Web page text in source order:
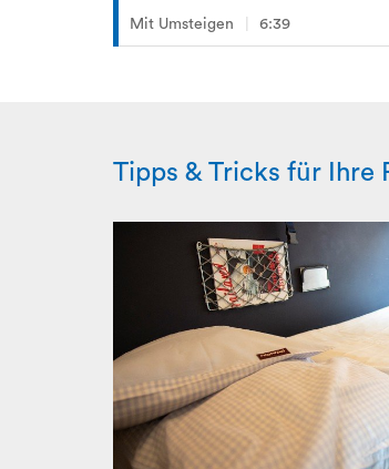
Mit Umsteigen 6:39
Tipps & Tricks für Ihre